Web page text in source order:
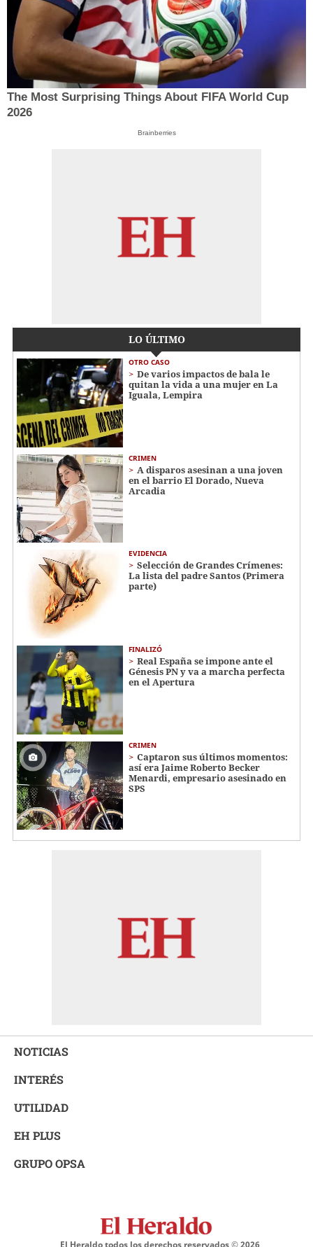
The Most Surprising Things About FIFA World Cup
2026
Brainberries
LO ÚLTIMO
OTRO CASO
De varios impactos de bala le
quitan la vida a una mujer en La
Iguala, Lempira
CRIMEN
A disparos asesinan a una joven
en el barrio El Dorado, Nueva
Arcadia
EVIDENCIA
Selección de Grandes Crímenes:
La lista del padre Santos (Primera
parte)
FINALIZÓ
Real España se impone ante el
Génesis PN y va a marcha perfecta
en el Apertura
CRIMEN
Captaron sus últimos momentos:
así era Jaime Roberto Becker
Menardi​​​, empresario asesinado en
SPS
NOTICIAS
INTERÉS
UTILIDAD
EH PLUS
GRUPO OPSA